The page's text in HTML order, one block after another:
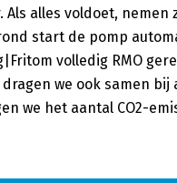
alles voldoet, nemen
start de pomp
volledig RMO
we ook samen
we het aantal CO2-